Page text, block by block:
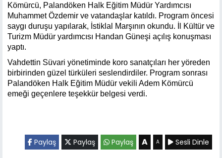
Kömürcü, Palandöken Halk Eğitim Müdür Yardımcısı
Muhammet Özdemir ve vatandaşlar katıldı. Program öncesi
saygı duruşu yapılarak, İstiklal Marşının okundu. İl Kültür ve
Turizm Müdür yardımcısı Handan Güneşi açılış konuşması
yaptı.
Vahdettin Süvari yönetiminde koro sanatçıları her yöreden
birbirinden güzel türküleri seslendirdiler. Program sonrası
Palandöken Halk Eğitim Müdür vekili Adem Kömürcü
emeği geçenlere teşekkür belgesi verdi.
Paylaş Paylaş Paylaş A A Sesli Dinle